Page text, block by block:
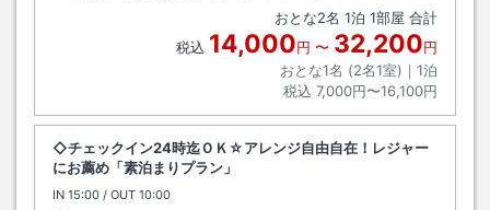
おとな2名 1泊 1部屋 合計
税込 14,000円 〜 32,200円
おとな1名 (2名1室)｜ 1泊
税込 7,000円〜16,100円
◇チェックイン24時迄ＯＫ☆アレンジ自由自在！レジャー
にお薦め「素泊まりプラン」
IN チェックイン
15:00 / OUT チェックアウト
10:00